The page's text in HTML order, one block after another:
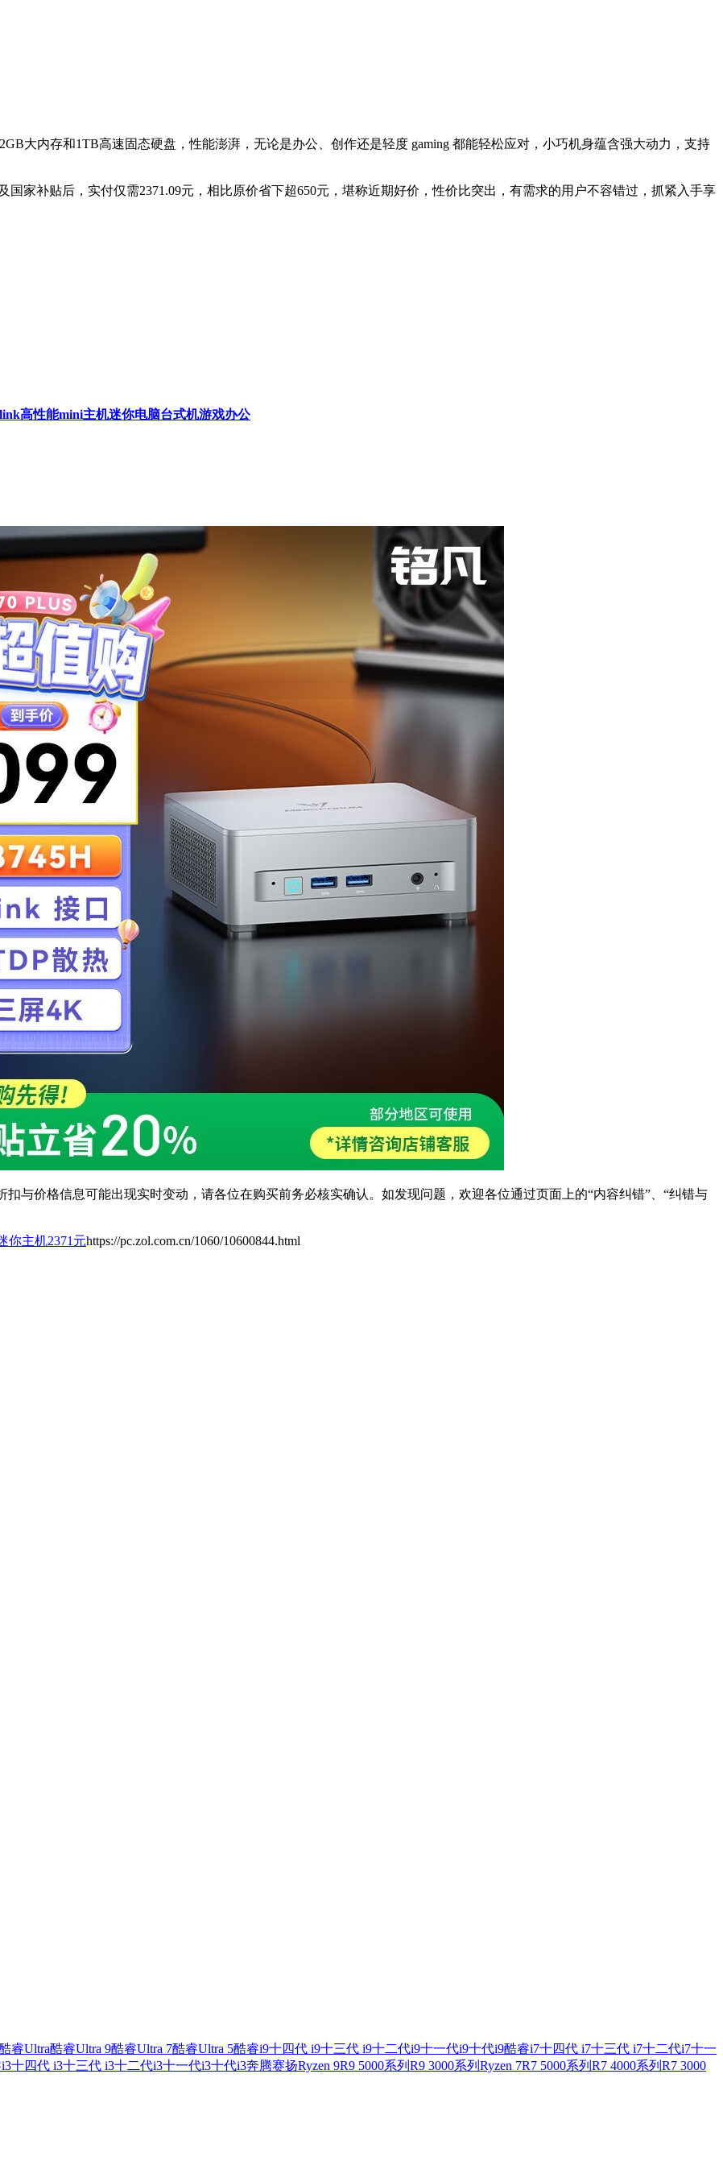
大内存和1TB高速固态硬盘，性能澎湃，无论是办公、创作还是轻度 gaming 都能轻松应对，小巧机身蕴含强大动力，支持
国家补贴后，实付仅需2371.09元，相比原价省下超650元，堪称近期好价，性价比突出，有需求的用户不容错过，抓紧入手享
高性能mini主机迷你电脑台式机游戏办公
与价格信息可能出现实时变动，请各位在购买前务必核实确认。如发现问题，欢迎各位通过页面上的“内容纠错”、“纠错与
你主机2371元https://pc.zol.com.cn/1060/10600844.html
睿Ultra酷睿Ultra 9酷睿Ultra 7酷睿Ultra 5酷睿i9十四代 i9十三代 i9十二代i9十一代i9十代i9酷睿i7十四代 i7十三代 i7十二代i7十一
十四代 i3十三代 i3十二代i3十一代i3十代i3奔腾赛扬Ryzen 9R9 5000系列 R9 3000系列 Ryzen 7R7 5000系列 R7 4000系列 R7 3000